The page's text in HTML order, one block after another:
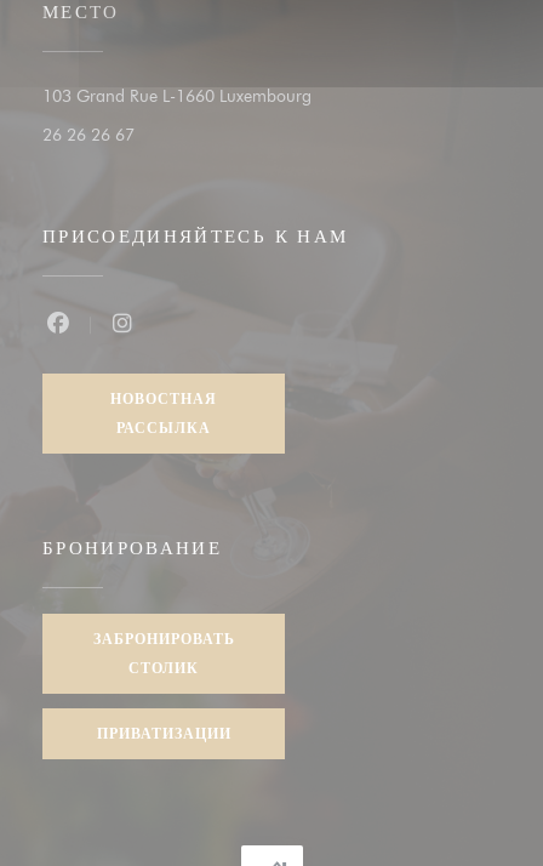
МЕСТО
103 Grand Rue L-1660 Luxembourg
26 26 26 67
ПРИСОЕДИНЯЙТЕСЬ К НАМ
НОВОСТНАЯ
РАССЫЛКА
БРОНИРОВАНИЕ
ЗАБРОНИРОВАТЬ
СТОЛИК
ПРИВАТИЗАЦИИ